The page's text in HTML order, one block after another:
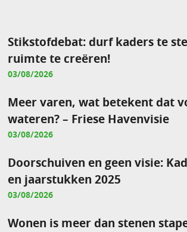
Stikstofdebat: durf kaders te
ruimte te creëren!
03/08/2026
Meer varen, wat betekent dat
wateren? – Friese Havenvisie
03/08/2026
Doorschuiven en geen visie:
en jaarstukken 2025
03/08/2026
Wonen is meer dan stenen